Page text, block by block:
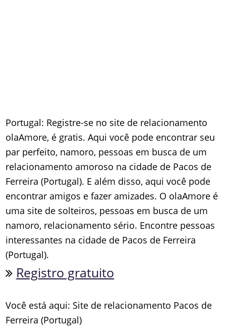
Portugal: Registre-se no site de relacionamento
olaAmore, é gratis. Aqui você pode encontrar seu
par perfeito, namoro, pessoas em busca de um
relacionamento amoroso na cidade de Pacos de
Ferreira (Portugal). E além disso, aqui você pode
encontrar amigos e fazer amizades. O olaAmore é
uma site de solteiros, pessoas em busca de um
namoro, relacionamento sério. Encontre pessoas
interessantes na cidade de Pacos de Ferreira
(Portugal).
Registro gratuito
Você está aqui: Site de relacionamento Pacos de
Ferreira (Portugal)